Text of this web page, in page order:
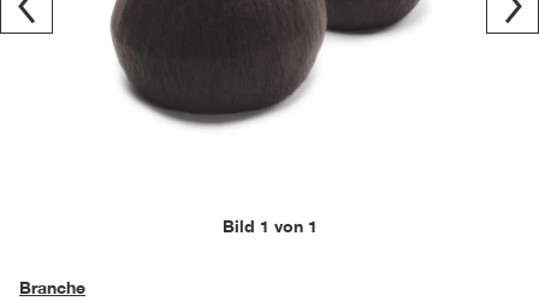
Bild 1 von 1
Branche